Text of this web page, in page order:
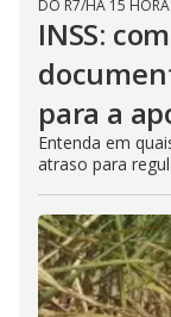
DO R7/HÁ 15
INSS:
para a
Entenda em
atraso para